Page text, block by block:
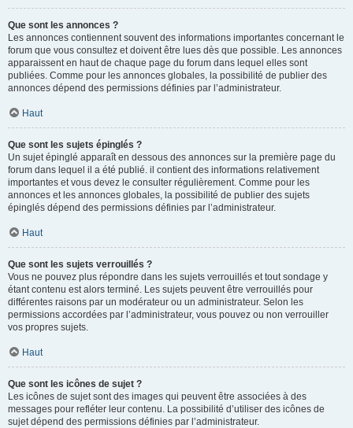
Que sont les annonces ?
Les annonces contiennent souvent des informations importantes concernant le
forum que vous consultez et doivent être lues dès que possible. Les annonces
apparaissent en haut de chaque page du forum dans lequel elles sont
publiées. Comme pour les annonces globales, la possibilité de publier des
annonces dépend des permissions définies par l’administrateur.
Haut
Que sont les sujets épinglés ?
Un sujet épinglé apparaît en dessous des annonces sur la première page du
forum dans lequel il a été publié. il contient des informations relativement
importantes et vous devez le consulter régulièrement. Comme pour les
annonces et les annonces globales, la possibilité de publier des sujets
épinglés dépend des permissions définies par l’administrateur.
Haut
Que sont les sujets verrouillés ?
Vous ne pouvez plus répondre dans les sujets verrouillés et tout sondage y
étant contenu est alors terminé. Les sujets peuvent être verrouillés pour
différentes raisons par un modérateur ou un administrateur. Selon les
permissions accordées par l’administrateur, vous pouvez ou non verrouiller
vos propres sujets.
Haut
Que sont les icônes de sujet ?
Les icônes de sujet sont des images qui peuvent être associées à des
messages pour refléter leur contenu. La possibilité d’utiliser des icônes de
sujet dépend des permissions définies par l’administrateur.